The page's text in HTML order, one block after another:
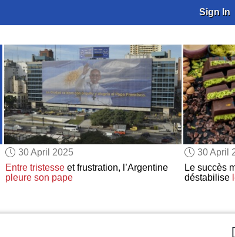
Sign In
30 April 2025
Entre tristesseet frustration, l’Argentine
pleure son pape
30 April
Le succès
déstabilise